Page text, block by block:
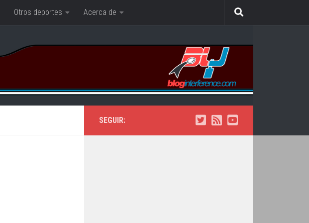
Otros deportes Acerca de
SEGUIR: